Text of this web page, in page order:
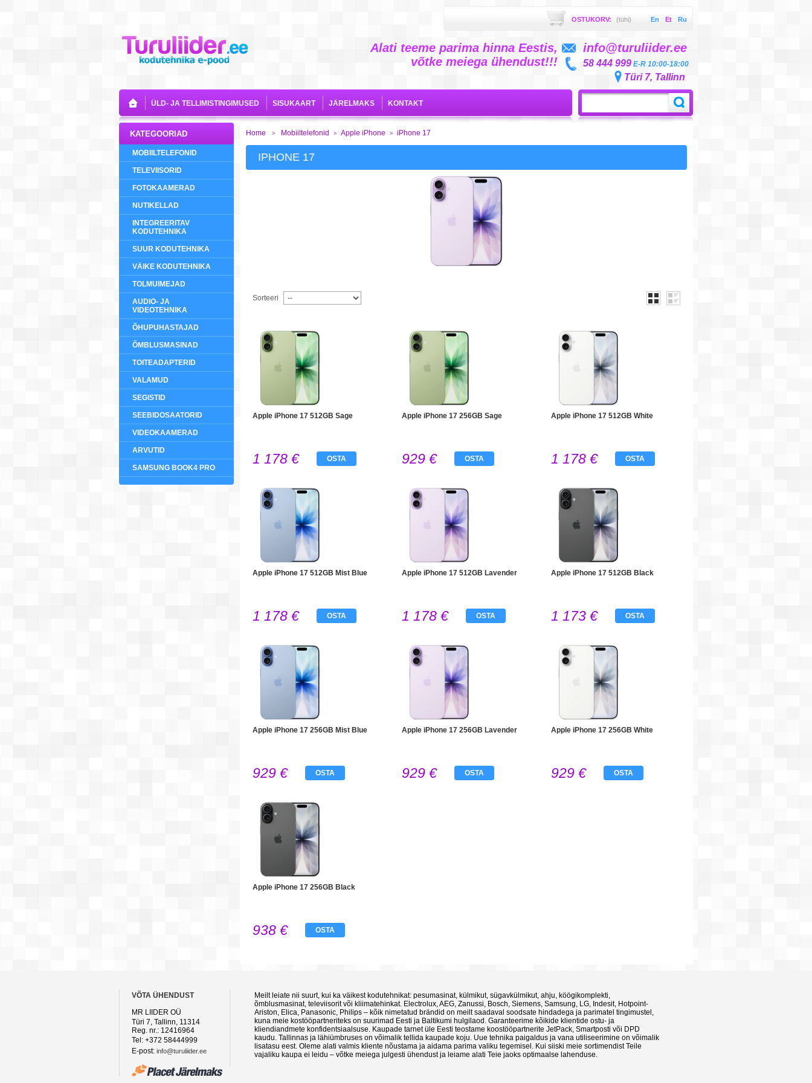
En Et Ru
ÜLD- JA TELLIMISTINGIMUSED SISUKAART JÄRELMAKS KONTAKT
OSTUKORV: (tühi)
Alati teeme parima hinna Eestis,
võtke meiega ühendust!!!
info@turuliider.ee
58 444 999 E-R 10:00-18:00
Türi 7, Tallinn
KATEGOORIAD
MOBIILTELEFONID
TELEVIISORID
FOTOKAAMERAD
NUTIKELLAD
INTEGREERITAV
KODUTEHNIKA
SUUR KODUTEHNIKA
VÄIKE KODUTEHNIKA
TOLMUIMEJAD
AUDIO- JA
VIDEOTEHNIKA
ÕHUPUHASTAJAD
ÕMBLUSMASINAD
TOITEADAPTERID
VALAMUD
SEGISTID
SEEBIDOSAATORID
VIDEOKAAMERAD
ARVUTID
SAMSUNG BOOK4 PRO
Home > Mobiiltelefonid > Apple iPhone > iPhone 17
IPHONE 17
Sorteeri
Apple iPhone 17 512GB Sage
1 178 € OSTA
Apple iPhone 17 256GB Sage
929 € OSTA
Apple iPhone 17 512GB White
1 178 € OSTA
Apple iPhone 17 512GB Mist Blue
1 178 € OSTA
Apple iPhone 17 512GB Lavender
1 178 € OSTA
Apple iPhone 17 512GB Black
1 173 € OSTA
Apple iPhone 17 256GB Mist Blue
929 € OSTA
Apple iPhone 17 256GB Lavender
929 € OSTA
Apple iPhone 17 256GB White
929 € OSTA
Apple iPhone 17 256GB Black
938 € OSTA
VÕTA ÜHENDUST
MR LIIDER OÜ
Türi 7, Tallinn, 11314
Reg. nr.: 12416964
Tel: +372 58444999
E-post: info@turuliider.ee
Meilt leiate nii suurt, kui ka väikest kodutehnikat: pesumasinat, külmikut, sügavkülmikut, ahju, köögikomplekti,
õmblusmasinat, televiisorit või kliimatehinkat. Electrolux, AEG, Zanussi, Bosch, Siemens, Samsung, LG, Indesit, Hotpoint-
Ariston, Elica, Panasonic, Philips – kõik nimetatud brändid on meilt saadaval soodsate hindadega ja parimatel tingimustel,
kuna meie kostööpartneriteks on suurimad Eesti ja Baltikumi hulgilaod. Garanteerime kõikide klientide ostu- ja
kliendiandmete konfidentsiaalsuse. Kaupade tarnet üle Eesti teostame koostööpartnerite JetPack, Smartposti või DPD
kaudu. Tallinnas ja lähiümbruses on võimalik tellida kaupade koju. Uue tehnika paigaldus ja vana utiliseerimine on võimalik
lisatasu eest. Oleme alati valmis kliente nõustama ja aidama parima valiku tegemisel. Kui siiski meie sortimendist Teile
vajaliku kaupa ei leidu – võtke meiega julgesti ühendust ja leiame alati Teie jaoks optimaalse lahenduse.